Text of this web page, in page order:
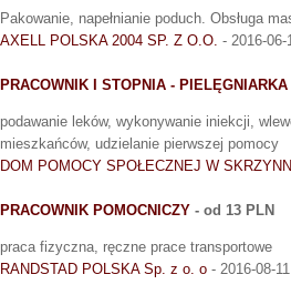
Pakowanie, napełnianie poduch. Obsługa
AXELL POLSKA 2004 SP. Z O.O. - 2016-06-
PRACOWNIK I STOPNIA - PIELĘGNIARKA
podawanie leków, wykonywanie iniekcji,
mieszkańców, udzielanie pierwszej pomocy
DOM POMOCY SPOŁECZNEJ W
PRACOWNIK POMOCNICZY - od 13 PLN
praca fizyczna, ręczne prace transportowe
RANDSTAD POLSKA Sp. z o. o - 2016-08-